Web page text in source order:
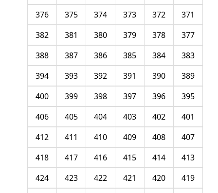
371
372
373
374
375
376
377
378
379
380
381
382
383
384
385
386
387
388
389
390
391
392
393
394
395
396
397
398
399
400
401
402
403
404
405
406
407
408
409
410
411
412
413
414
415
416
417
418
419
420
421
422
423
424